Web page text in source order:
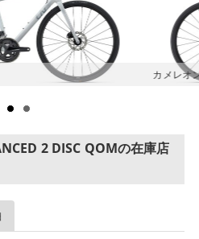
カメレオ
2 DISC QOMの在庫店